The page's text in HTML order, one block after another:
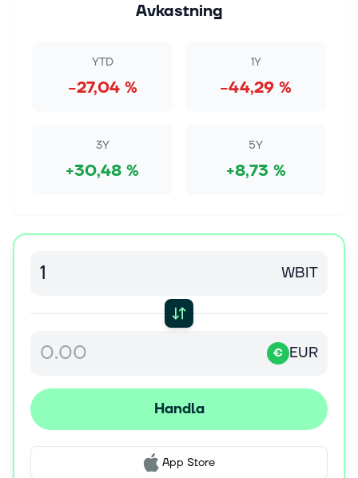
Avkastning
YTD
−27,04 %
1Y
−44,29 %
3Y
+30,48 %
5Y
+8,73 %
WBIT
€ EUR
Handla
App Store